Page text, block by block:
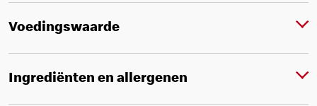
Voedingswaarde
Ingrediënten en allergenen